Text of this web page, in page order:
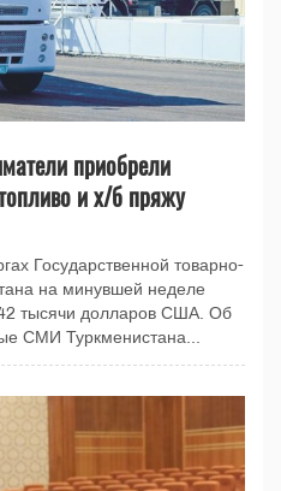
приобрели
и х/б пряжу
Государственной товарно-
на минувшей неделе
тысячи долларов США. Об
СМИ Туркменистана...